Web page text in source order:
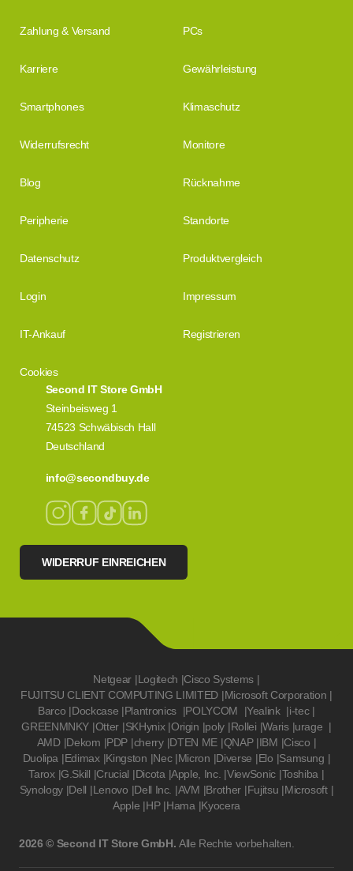
Second IT Store GmbH
Steinbeisweg 1
74523 Schwäbisch Hall
Deutschland
info@secondbuy.de
WIDERRUF EINREICHEN
Zahlung & Versand PCs
Karriere Gewährleistung
Smartphones Klimaschutz
Widerrufsrecht Monitore
Blog Rücknahme
Peripherie Standorte
Datenschutz Produktvergleich
Login Impressum
IT-Ankauf Registrieren
Cookies
Netgear |Logitech |Cisco Systems |
FUJITSU CLIENT COMPUTING LIMITED |Microsoft Corporation |
Barco |Dockcase |Plantronics |POLYCOM |Yealink |i-tec |
GREENMNKY |Otter |SKHynix |Origin |poly |Rollei |Waris |urage |
AMD |Dekom |PDP |cherry |DTEN ME |QNAP |IBM |Cisco |
Duolipa |Edimax |Kingston |Nec |Micron |Diverse |Elo |Samsung |
Tarox |G.Skill |Crucial |Dicota |Apple, Inc. |ViewSonic |Toshiba |
Synology |Dell |Lenovo |Dell Inc. |AVM |Brother |Fujitsu |Microsoft |
Apple |HP |Hama |Kyocera
2026 © Second IT Store GmbH. Alle Rechte vorbehalten.